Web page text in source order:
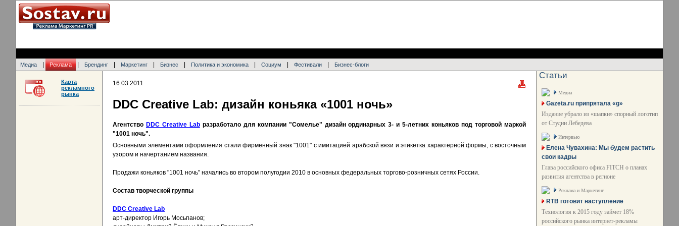
Медиа Реклама Брендинг Маркетинг Бизнес Политика и экономика Социум Фестивали Бизнес-блоги
16.03.2011
DDC Creative Lab: дизайн коньяка «1001 ночь»
Агентство DDC Creative Labразработало для компании "Сомелье" дизайн ординарных 3- и 5-летних коньяков под торговой маркой
"1001 ночь".
Основными элементами оформления стали фирменный знак "1001" с имитацией арабской вязи и этикетка характерной формы, с восточным
узором и начертанием названия.
Продажи коньяков "1001 ночь" начались во втором полугодии 2010 в основных федеральных торгово-розничных сетях России.
Состав творческой группы
DDC Creative Lab
арт-директор Игорь Мосьпанов;
Карта
рекламного
рынка
Статьи
Медиа
Gazeta.ru припрятала «g»
Издание убрало из «шапки» спорный логотип
от Студии Лебедева
Интервью
Елена Чувахина: Мы будем растить
свои кадры
Глава российского офиса FITCH о планах
развития агентства в регионе
Реклама и Маркетинг
RTB готовит наступление
Технология к 2015 году займет 18%
российского рынка интернет-рекламы